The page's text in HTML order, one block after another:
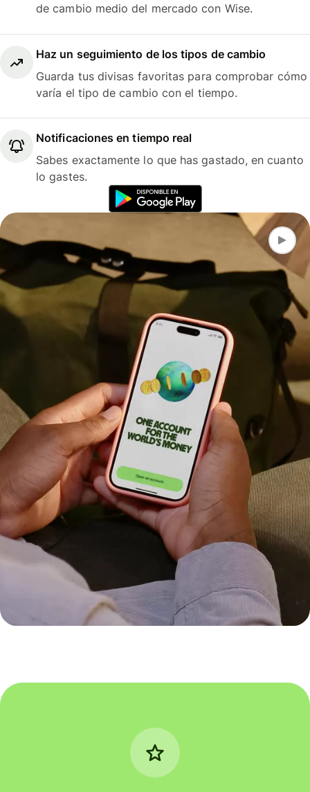
de cambio medio del mercado con Wise.
Haz un seguimiento de los tipos de cambio
Guarda tus divisas favoritas para comprobar cómo
varía el tipo de cambio con el tiempo.
Notificaciones en tiempo real
Sabes exactamente lo que has gastado, en cuanto
lo gastes.